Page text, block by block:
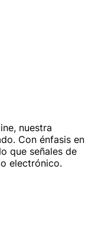
nuestra
Con énfasis en
que señales de
electrónico.